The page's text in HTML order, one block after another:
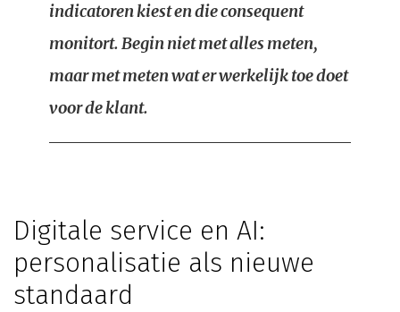
indicatoren kiest en die consequent
monitort. Begin niet met alles meten,
maar met meten wat er werkelijk toe doet
voor de klant.
Digitale service en AI:
personalisatie als nieuwe
standaard